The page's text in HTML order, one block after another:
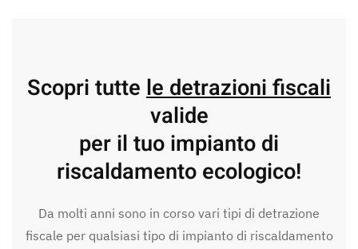
Scopri tutte le detrazioni fiscali
valide
per il tuo impianto di
riscaldamento ecologico!
Da molti anni sono in corso vari tipi di detrazione
fiscale per qualsiasi tipo di impianto di riscaldamento